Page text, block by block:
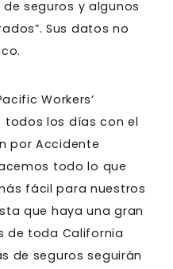
seguros y algunos
Sus datos no
Workers’
los días con el
por Accidente
todo lo que
fácil para nuestros
que haya una gran
de toda California
de seguros seguirán